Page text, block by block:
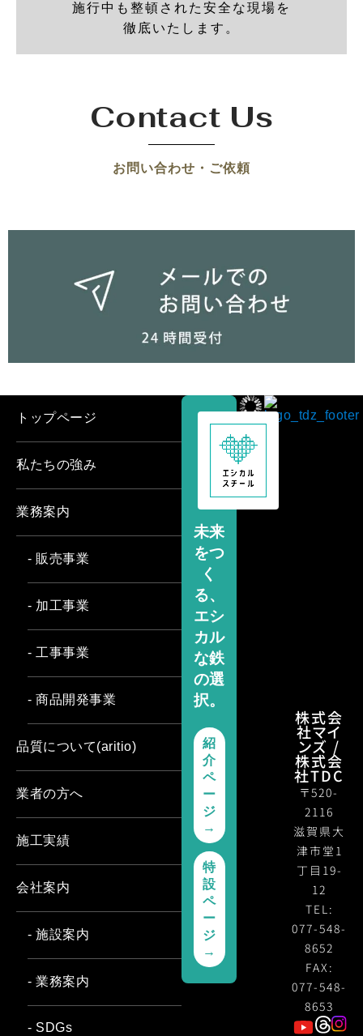
施行中も整頓された安全な現場を
徹底いたします。
Contact Us
お問い合わせ・ご依頼
株式会
社マイ
ンズ /
株式会
社TDC
〒520-
2116
滋賀県大
津市堂1
丁目19-
12
TEL:
077-548-
8652
FAX:
077-548-
8653
未来
をつ
く
る、
エシ
カル
な鉄
の選
択。
紹
介
ペ
ー
ジ
→
特
設
ペ
ー
ジ
→
トップページ
私たちの強み
業務案内
- 販売事業
- 加工事業
- 工事事業
- 商品開発事業
品質について(aritio)
業者の方へ
施工実績
会社案内
- 施設案内
- 業務案内
- SDGs